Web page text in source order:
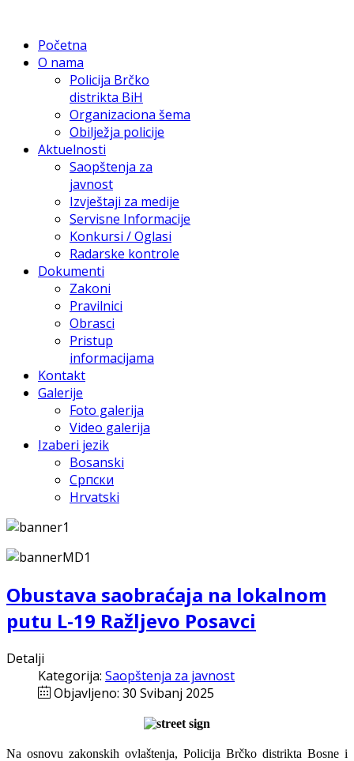
Početna
O nama
Policija Brčko
distrikta BiH
Organizaciona šema
Obilježja policije
Aktuelnosti
Saopštenja za
javnost
Izvještaji za medije
Servisne Informacije
Konkursi / Oglasi
Radarske kontrole
Dokumenti
Zakoni
Pravilnici
Obrasci
Pristup
informacijama
Kontakt
Galerije
Foto galerija
Video galerija
Izaberi jezik
Bosanski
Српски
Hrvatski
Obustava saobraćaja na lokalnom
putu L-19 Ražljevo Posavci
Detalji
Kategorija: Saopštenja za javnost
Objavljeno: 30 Svibanj 2025
Na osnovu zakonskih ovlaštenja, Policija Brčko distrikta Bosne i